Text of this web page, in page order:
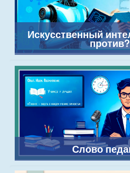
Искусственный
против?
Слово